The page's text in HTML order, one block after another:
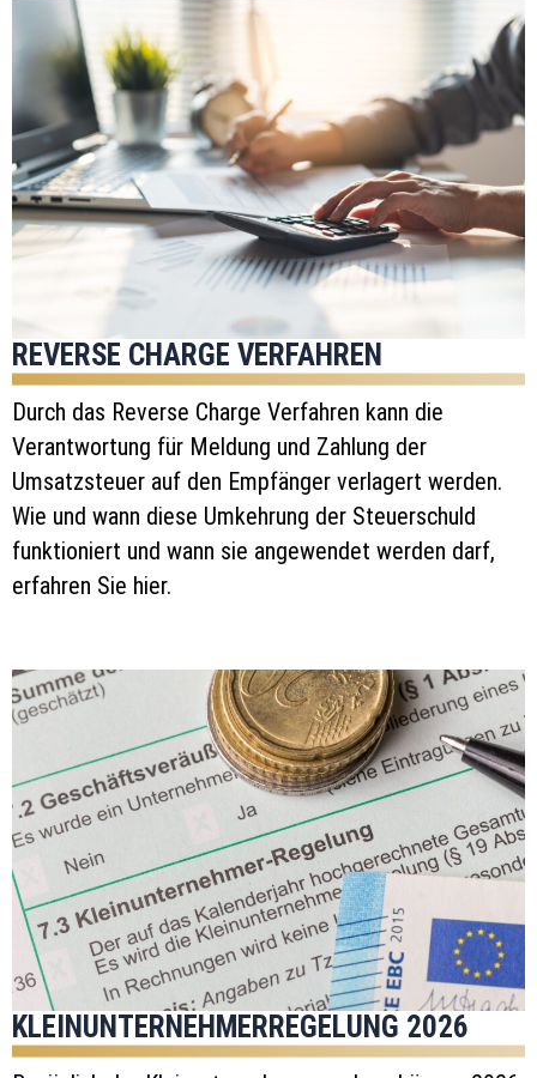
REVERSE CHARGE VERFAHREN
Durch das Reverse Charge Verfahren kann die
Verantwortung für Meldung und Zahlung der
Umsatzsteuer auf den Empfänger verlagert werden.
Wie und wann diese Umkehrung der Steuerschuld
funktioniert und wann sie angewendet werden darf,
erfahren Sie hier.
KLEINUNTERNEHMERREGELUNG 2026